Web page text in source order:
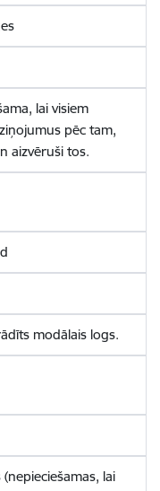
lai visiem
pēc tam,
aizvēruši tos.
modālais logs.
lai